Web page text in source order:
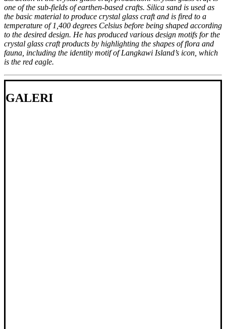
one of the sub-fields of earthen-based crafts. Silica sand is used as
the basic material to produce crystal glass craft and is fired to a
temperature of 1,400 degrees Celsius before being shaped according
to the desired design. He has produced various design motifs for the
crystal glass craft products by highlighting the shapes of flora and
fauna, including the identity motif of Langkawi Island’s icon, which
is the red eagle.
GALERI